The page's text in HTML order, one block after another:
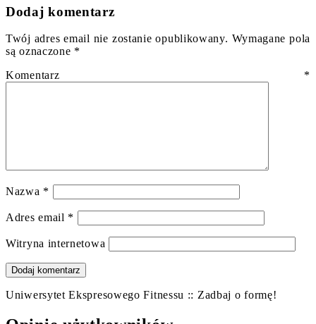
Dodaj komentarz
Twój adres email nie zostanie opublikowany. Wymagane pola
są oznaczone *
Komentarz *
Nazwa *
Adres email *
Witryna internetowa
Uniwersytet Ekspresowego Fitnessu :: Zadbaj o formę!